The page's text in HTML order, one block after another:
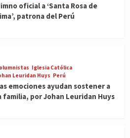
oficial a ‘Santa Rosa de
patrona del Perú
Iglesia Católica
Leuridan Huys Perú
emociones ayudan sostener a
familia, por Johan Leuridan Huys